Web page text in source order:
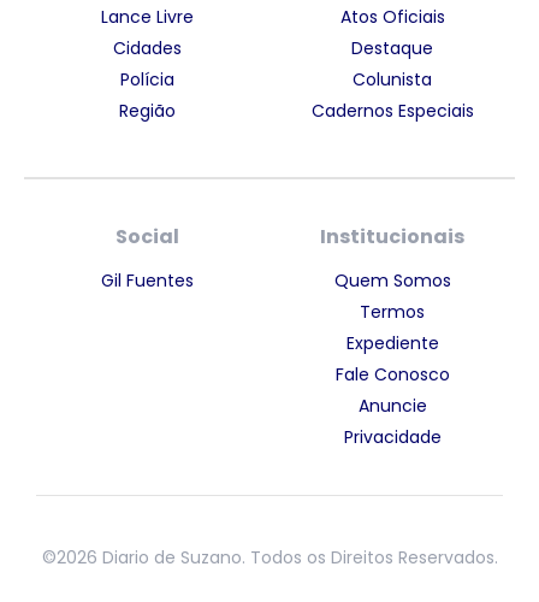
Lance Livre
Cidades
Polícia
Região
Atos Oficiais
Destaque
Colunista
Cadernos Especiais
Social
Gil Fuentes
Institucionais
Quem Somos
Termos
Expediente
Fale Conosco
Anuncie
Privacidade
©2026 Diario de Suzano. Todos os Direitos Reservados.